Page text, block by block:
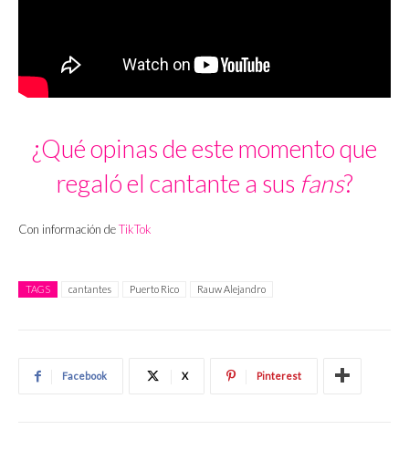
¿Qué opinas de este momento que
regaló el cantante a sus fans?
Con información deTikTok
TAGS cantantes Puerto Rico Rauw Alejandro
Facebook X Pinterest